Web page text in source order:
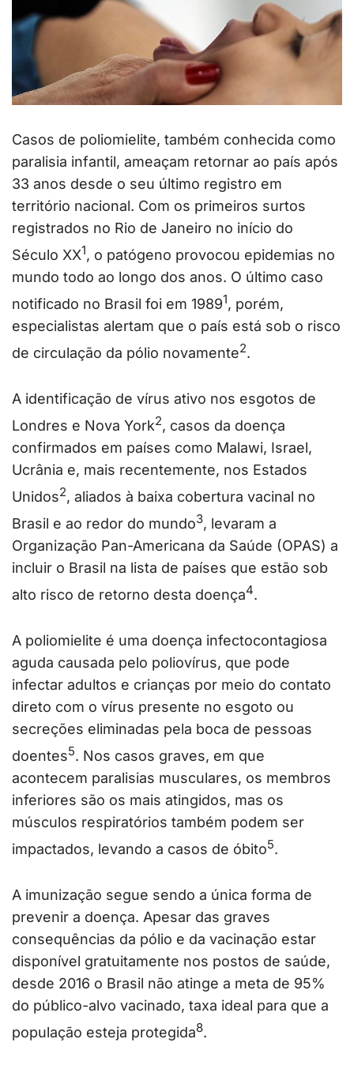
Casos de poliomielite, também conhecida como
paralisia infantil, ameaçam retornar ao país após
33 anos desde o seu último registro em
território nacional. Com os primeiros surtos
registrados no Rio de Janeiro no início do
Século XX1, o patógeno provocou epidemias no
mundo todo ao longo dos anos. O último caso
notificado no Brasil foi em 19891, porém,
especialistas alertam que o país está sob o risco
de circulação da pólio novamente2.
A identificação de vírus ativo nos esgotos de
Londres e Nova York2, casos da doença
confirmados em países como Malawi, Israel,
Ucrânia e, mais recentemente, nos Estados
Unidos2, aliados à baixa cobertura vacinal no
Brasil e ao redor do mundo3, levaram a
Organização Pan-Americana da Saúde (OPAS) a
incluir o Brasil na lista de países que estão sob
alto risco de retorno desta doença4.
A poliomielite é uma doença infectocontagiosa
aguda causada pelo poliovírus, que pode
infectar adultos e crianças por meio do contato
direto com o vírus presente no esgoto ou
secreções eliminadas pela boca de pessoas
doentes5. Nos casos graves, em que
acontecem paralisias musculares, os membros
inferiores são os mais atingidos, mas os
músculos respiratórios também podem ser
impactados, levando a casos de óbito5.
A imunização segue sendo a única forma de
prevenir a doença. Apesar das graves
consequências da pólio e da vacinação estar
disponível gratuitamente nos postos de saúde,
desde 2016 o Brasil não atinge a meta de 95%
do público-alvo vacinado, taxa ideal para que a
população esteja protegida8.